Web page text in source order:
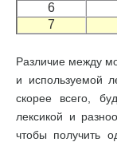
6
7
Различие между
и используемой
скорее всего,
лексикой и
чтобы получить